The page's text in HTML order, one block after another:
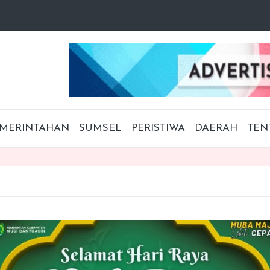
SUMSEL PERISTIWA DAERAH